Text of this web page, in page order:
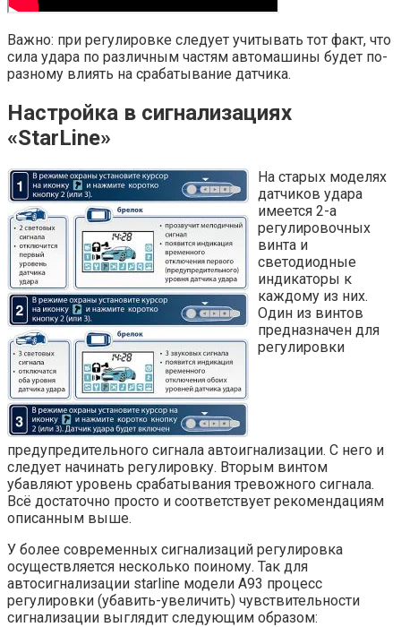
Важно: при регулировке следует учитывать тот факт, что
сила удара по различным частям автомашины будет по-
разному влиять на срабатывание датчика.
Настройка в сигнализациях
«StarLine»
На старых моделях
датчиков удара
имеется 2-а
регулировочных
винта и
светодиодные
индикаторы к
каждому из них.
Один из винтов
предназначен для
регулировки
предупредительного сигнала автоигнализации. С него и
следует начинать регулировку. Вторым винтом
убавляют уровень срабатывания тревожного сигнала.
Всё достаточно просто и соответствует рекомендациям
описанным выше.
У более современных сигнализаций регулировка
осуществляется несколько поиному. Так для
автосигнализации starline модели А93 процесс
регулировки (убавить-увеличить) чувствительности
сигнализации выглядит следующим образом: